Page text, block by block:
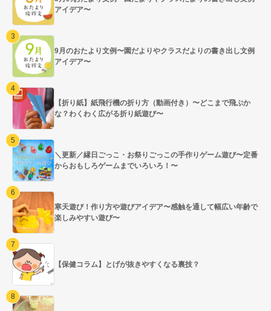
アイデア〜
9月のおたより文例〜園だよりやクラスだよりの書き出し文例
アイデア〜
【折り紙】紙飛行機の折り方（動画付き）〜どこまで飛ぶか
な？わくわく広がる折り紙遊び〜
＼更新／縁日ごっこ・お祭りごっこの手作りゲーム遊び〜定番
からおもしろゲームまでいろいろ！〜
寒天遊び！作り方や遊びアイデア〜感触を通して幅広い年齢で
楽しみやすい遊び〜
【保健コラム】とげが抜きやすくなる裏技？